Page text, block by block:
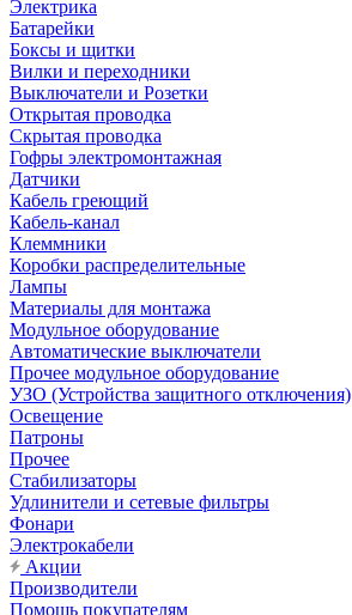
Электрика
Батарейки
Боксы и щитки
Вилки и переходники
Выключатели и Розетки
Открытая проводка
Скрытая проводка
Гофры электромонтажная
Датчики
Кабель греющий
Кабель-канал
Клеммники
Коробки распределительные
Лампы
Материалы для монтажа
Модульное оборудование
Автоматические выключатели
Прочее модульное оборудование
УЗО (Устройства защитного отключения)
Освещение
Патроны
Прочее
Стабилизаторы
Удлинители и сетевые фильтры
Фонари
Электрокабели
Акции
Производители
Помощь покупателям